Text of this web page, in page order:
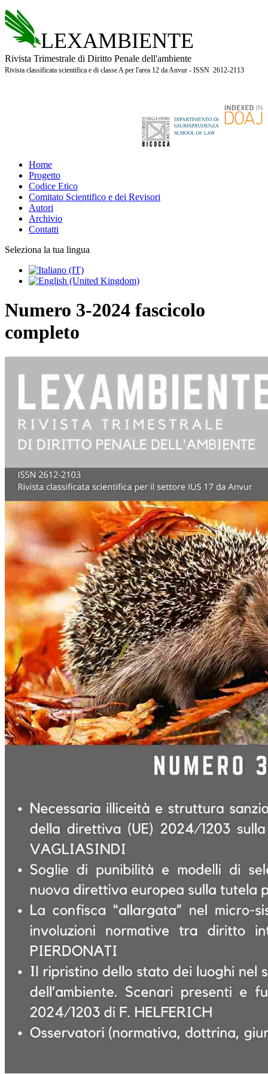
LEXAMBIENTE
Rivista Trimestrale di Diritto Penale dell'ambiente
Rivista classificata scientifica e di classe A per l'area 12 da Anvur - ISSN 2612-2113
Home
Progetto
Codice Etico
Comitato Scientifico e dei Revisori
Autori
Archivio
Contatti
Seleziona la tua lingua
Numero 3-2024 fascicolo
completo